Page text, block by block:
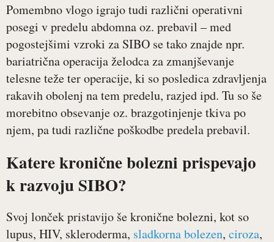
Pomembno vlogo igrajo tudi različni operativni
posegi v predelu abdomna oz. prebavil – med
pogostejšimi vzroki za SIBO se tako znajde npr.
bariatrična operacija želodca za zmanjševanje
telesne teže ter operacije, ki so posledica zdravljenja
rakavih obolenj na tem predelu, razjed ipd. Tu so še
morebitno obsevanje oz. brazgotinjenje tkiva po
njem, pa tudi različne poškodbe predela prebavil.
Katere kronične bolezni prispevajo
k razvoju SIBO?
Svoj lonček pristavijo še kronične bolezni, kot so
lupus, HIV, skleroderma, sladkorna bolezen, ciroza,